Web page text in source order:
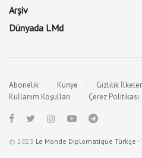
Arşiv
Dünyada LMd
Abonelik Künye Gizlilik
Kullanım Koşulları
Çerez Politikası
© 2023 Le Monde Diplomatique Türkçe -